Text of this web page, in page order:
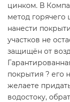
цинком. В
метод горячего
нанести
участков не
защищён от
покрытия ? его
желаете
водостоку,